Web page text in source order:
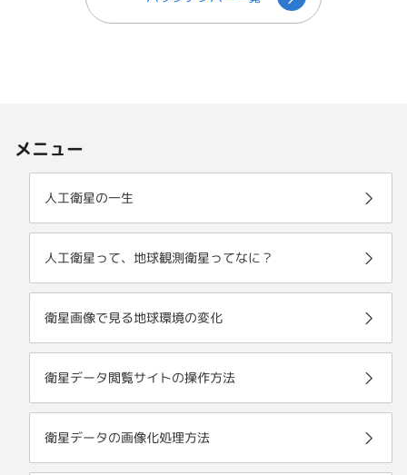
メニュー
人工衛星の一生
人工衛星って、地球観測衛星ってなに？
衛星画像で見る地球環境の変化
衛星データ閲覧サイトの操作方法
衛星データの画像化処理方法